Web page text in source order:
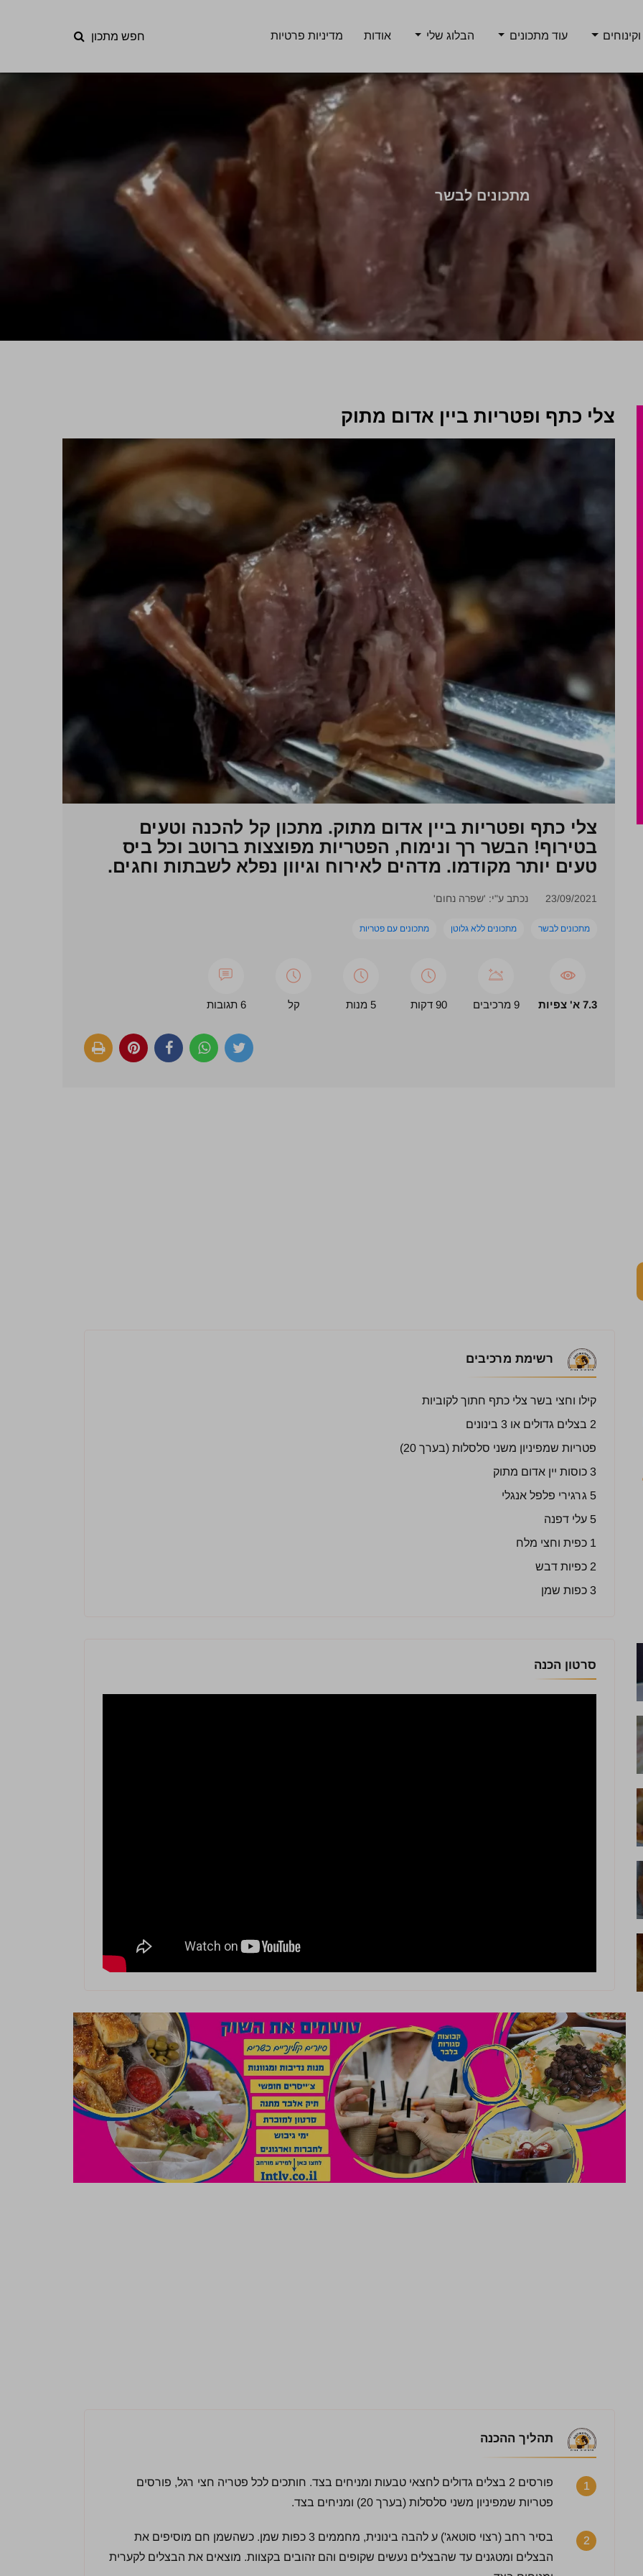
עוד מתכונים הבלוג שלי אודות מדיניות פרטיות חפש מתכון
מתכונים לבשר
צלי כתף ופטריות ביין אדום מתוק
צלי כתף ופטריות ביין אדום מתוק. מתכון קל להכנה וטעים
בטירוף! הבשר רך ונימוח, הפטריות מפוצצות ברוטב וכל ביס
טעים יותר מקודמו. מדהים לאירוח וגיוון נפלא לשבתות וחגים.
23/09/2021 נכתב ע"י: 'שפרה נחום'
מתכונים לבשר מתכונים ללא גלוטן מתכונים עם פטריות
7.3 א' צפיות 9 מרכיבים 90 דקות 5 מנות קל 6 תגובות
רשימת מרכיבים
קילו וחצי בשר צלי כתף חתוך לקוביות
2 בצלים גדולים או 3 בינונים
פטריות שמפיניון משני סלסלות (בערך 20)
3 כוסות יין אדום מתוק
5 גרגירי פלפל אנגלי
5 עלי דפנה
1 כפית וחצי מלח
2 כפיות דבש
3 כפות שמן
סרטון הכנה
תהליך ההכנה
1
פורסים 2 בצלים גדולים לחצאי טבעות ומניחים בצד. חותכים לכל פטריה חצי רגל, פורסים
פטריות שמפיניון משני סלסלות (בערך 20) ומניחים בצד.
2
בסיר רחב (רצוי סוטאג') ע להבה בינונית, מחממים 3 כפות שמן. כשהשמן חם מוסיפים את
הבצלים ומטגנים עד שהבצלים נעשים שקופים והם זהובים בקצוות. מוצאים את הבצלים לקערית
3 / 5 | 14 מדרגים